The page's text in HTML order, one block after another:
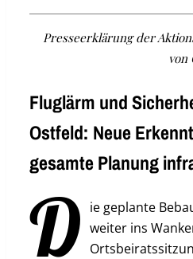
Presseerklärung der
von
Fluglärm und
Ostfeld: Neue
gesamte Planung
D ie geplante
weiter ins